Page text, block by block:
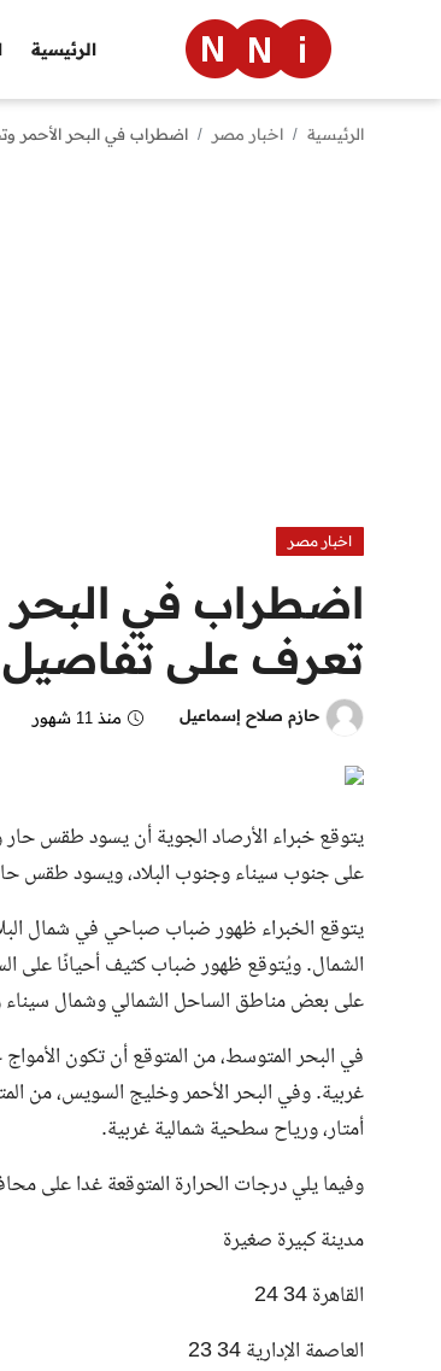
الرئيسية
منوعات
الرئيسية اخبار مصر اضطراب في البحر الأحمر
اخبار مصر
اضطراب في البحر
تعرف على تفاصيل
حازم صلاح إسماعيل منذ 11 شهور
يتوقع خبراء الأرصاد الجوية أن يسود طقس حار
على جنوب سيناء وجنوب البلاد، ويسود طقس
يتوقع الخبراء ظهور ضباب صباحي في شمال
الشمال. ويُتوقع ظهور ضباب كثيف أحيانًا على
على بعض مناطق الساحل الشمالي وشمال سيناء
أمتار، ورياح سطحية شمالية غربية.
وفيما يلي درجات الحرارة المتوقعة غدا على
مدينة كبيرة صغيرة
القاهرة 34 24
العاصمة الإدارية 34 23